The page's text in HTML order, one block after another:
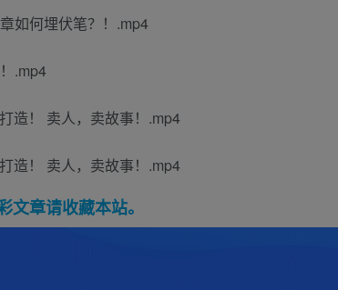
如何埋伏笔？！.mp4
.mp4
造！ 卖人，卖故事！.mp4
造！ 卖人，卖故事！.mp4
章请收藏本站。